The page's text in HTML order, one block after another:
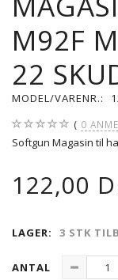
M92F
22
MODEL/VARENR.:
0
Softgun Magasin til
122,00
LAGER: 3 STK
ANTAL